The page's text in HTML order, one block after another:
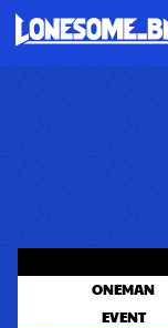
ONEMAN
EVENT